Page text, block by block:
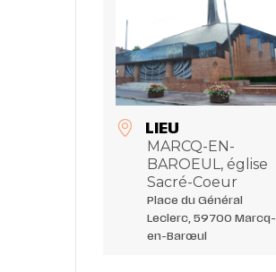
LIEU
MARCQ-EN-
BAROEUL, église
Sacré-Coeur
Place du Général
Leclerc, 59700 Marcq-
en-Barœul